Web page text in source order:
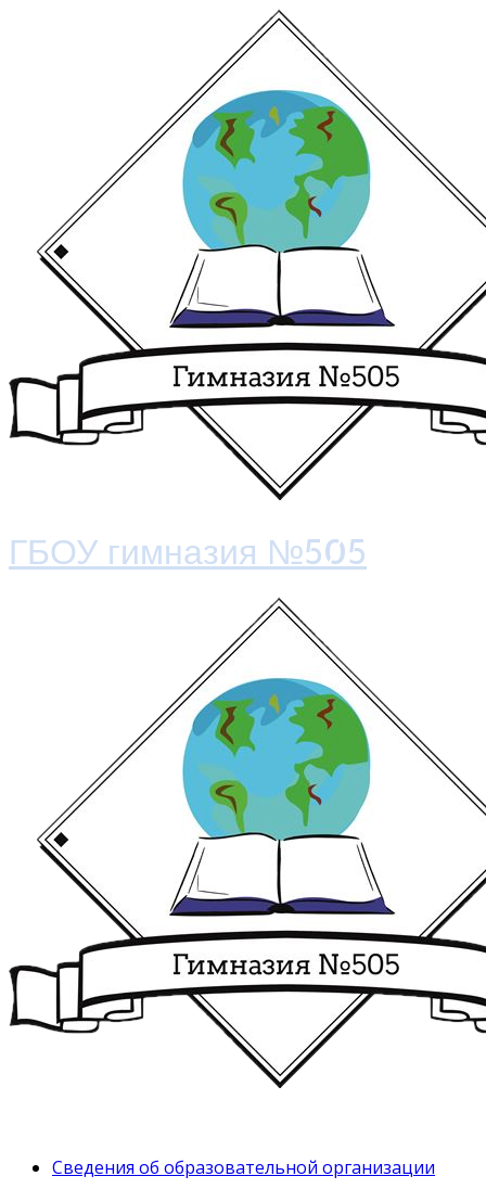
ГБОУ гимназия №505
Сведения об образовательной организации